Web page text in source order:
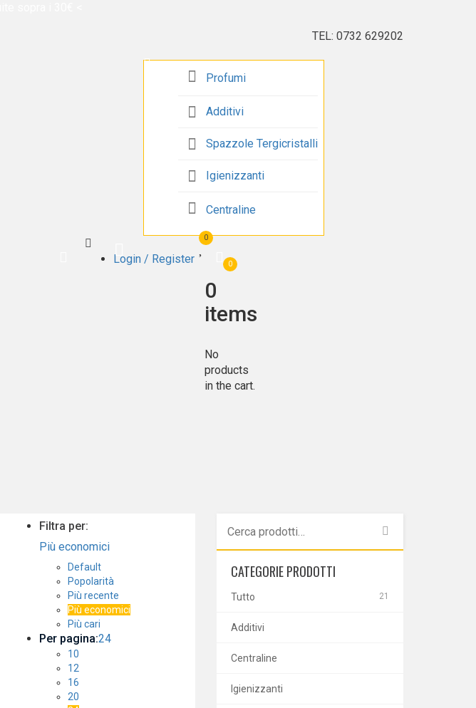
TEL: 0732 629202
Profumi
Additivi
Spazzole Tergicristalli
Igienizzanti
Centraline
Login / Register
0
0
0
items
No
products
in the cart.
Filtra per:
Più economici
Default
Popolarità
Più recente
Più economici
Più cari
Per pagina:24
10
12
16
20
CATEGORIE PRODOTTI
Tutto 21
Additivi
Centraline
Igienizzanti